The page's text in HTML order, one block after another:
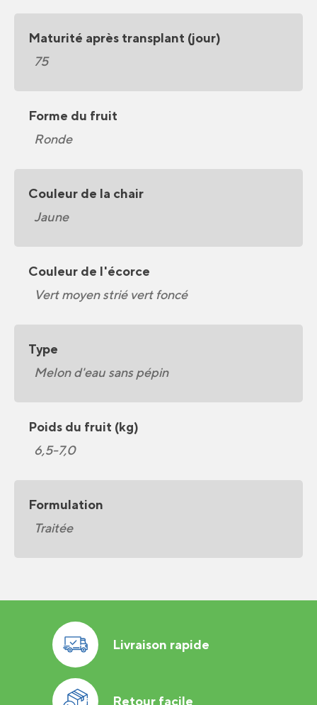
Maturité après transplant (jour)
75
Forme du fruit
Ronde
Couleur de la chair
Jaune
Couleur de l'écorce
Vert moyen strié vert foncé
Type
Melon d'eau sans pépin
Poids du fruit (kg)
6,5-7,0
Formulation
Traitée
Livraison rapide
Retour facile